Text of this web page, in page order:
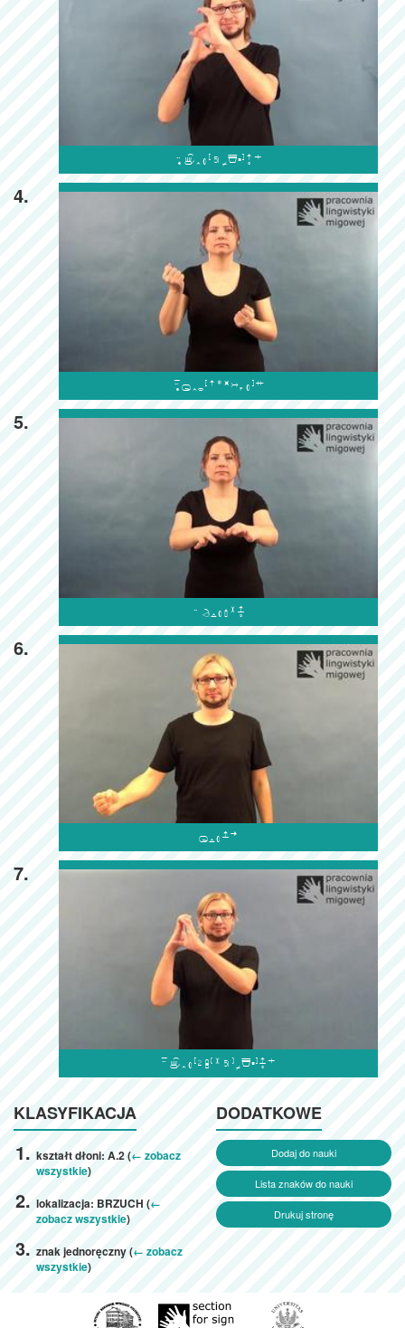

4.

5.

6.

7.

KLASYFIKACJA
kształt dłoni: A.2 (← zobacz
wszystkie)
lokalizacja: BRZUCH (←
zobacz wszystkie)
znak jednoręczny (← zobacz
wszystkie)
DODATKOWE
Dodaj do nauki
Lista znaków do nauki
Drukuj stronę